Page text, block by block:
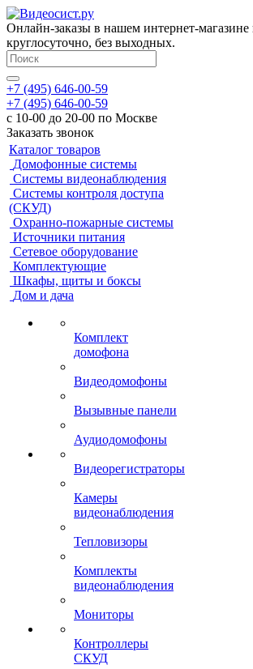
Онлайн-заказы в нашем интернет-
круглосуточно, без выходных.
+7 (495) 646-00-59
+7 (495) 646-00-59
с 10-00 до 20-00 по Москве
Заказать звонок
Каталог товаров
Домофонные системы
Системы видеонаблюдения
Системы контроля доступа
(СКУД)
Охранно-пожарные системы
Источники питания
Сетевое оборудование
Комплектующие
Шкафы, щиты и боксы
Дом и дача
Комплект
домофона
Видеодомофоны
Вызывные панели
Аудиодомофоны
Видеорегистраторы
Камеры
видеонаблюдения
Тепловизоры
Комплекты
видеонаблюдения
Мониторы
Контроллеры
СКУД